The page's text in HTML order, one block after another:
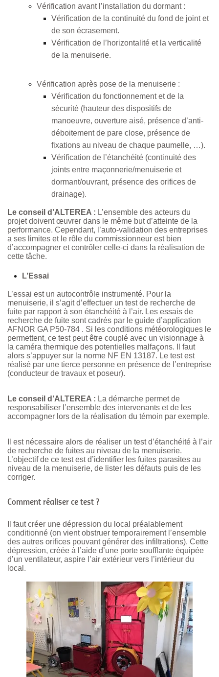
Vérification avant l’installation du dormant :
Vérification de la continuité du fond de joint et
de son écrasement.
Vérification de l’horizontalité et la verticalité
de la menuiserie.
Vérification après pose de la menuiserie :
Vérification du fonctionnement et de la
sécurité (hauteur des dispositifs de
manoeuvre, ouverture aisé, présence d’anti-
déboitement de pare close, présence de
fixations au niveau de chaque paumelle, …).
Vérification de l’étanchéité (continuité des
joints entre maçonnerie/menuiserie et
dormant/ouvrant, présence des orifices de
drainage).
Le conseil d’ALTEREA : L’ensemble des acteurs du
projet doivent œuvrer dans le même but d’atteinte de la
performance. Cependant, l’auto-validation des entreprises
a ses limites et le rôle du commissionneur est bien
d’accompagner et contrôler celle-ci dans la réalisation de
cette tâche.
L’Essai
L’essai est un autocontrôle instrumenté. Pour la
menuiserie, il s’agit d’effectuer un test de recherche de
fuite par rapport à son étanchéité à l’air. Les essais de
recherche de fuite sont cadrés par le guide d’application
AFNOR GA P50-784 . Si les conditions météorologiques le
permettent, ce test peut être couplé avec un visionnage à
la caméra thermique des potentielles malfaçons. Il faut
alors s’appuyer sur la norme NF EN 13187. Le test est
réalisé par une tierce personne en présence de l’entreprise
(conducteur de travaux et poseur).
Le conseil d’ALTEREA : La démarche permet de
responsabiliser l’ensemble des intervenants et de les
accompagner lors de la réalisation du témoin par exemple.
Il est nécessaire alors de réaliser un test d’étanchéité à l’air
de recherche de fuites au niveau de la menuiserie.
L’objectif de ce test est d’identifier les fuites parasites au
niveau de la menuiserie, de lister les défauts puis de les
corriger.
Comment réaliser ce test ?
Il faut créer une dépression du local préalablement
conditionné (on vient obstruer temporairement l’ensemble
des autres orifices pouvant générer des infiltrations). Cette
dépression, créée à l’aide d’une porte soufflante équipée
d’un ventilateur, aspire l’air extérieur vers l’intérieur du
local.